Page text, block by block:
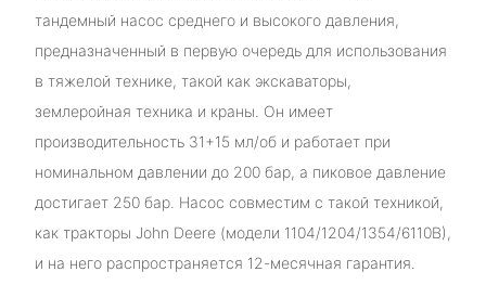
тандемный насос среднего и высокого давления,
предназначенный в первую очередь для использования
в тяжелой технике, такой как экскаваторы,
землеройная техника и краны. Он имеет
производительность 31+15 мл/об и работает при
номинальном давлении до 200 бар, а пиковое давление
достигает 250 бар. Насос совместим с такой техникой,
как тракторы John Deere (модели 1104/1204/1354/6110B),
и на него распространяется 12-месячная гарантия.